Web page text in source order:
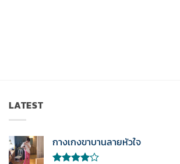
LATEST
กางเกงขาบานลายหัวใจ